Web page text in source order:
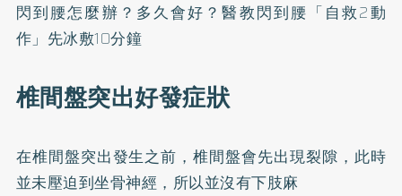
閃到腰怎麼辦？多久會好？醫教閃到腰「自救2動
作」先冰敷10分鐘
椎間盤突出好發症狀
在椎間盤突出發生之前，椎間盤會先出現裂隙，此時
並未壓迫到坐骨神經，所以並沒有下肢麻